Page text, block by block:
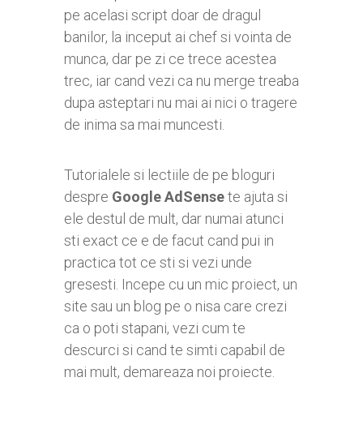
pe acelasi script doar de dragul
banilor, la inceput ai chef si vointa de
munca, dar pe zi ce trece acestea
trec, iar cand vezi ca nu merge treaba
dupa asteptari nu mai ai nici o tragere
de inima sa mai muncesti.
Tutorialele si lectiile de pe bloguri
despre Google AdSensete ajuta si
ele destul de mult, dar numai atunci
sti exact ce e de facut cand pui in
practica tot ce sti si vezi unde
gresesti. Incepe cu un mic proiect, un
site sau un blog pe o nisa care crezi
ca o poti stapani, vezi cum te
descurci si cand te simti capabil de
mai mult, demareaza noi proiecte.